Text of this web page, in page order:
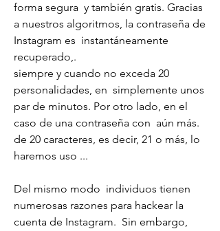
forma segura  y también gratis. Gracias
a nuestros algoritmos, la contraseña de
Instagram es  instantáneamente
recuperado,.
siempre y cuando no exceda 20
personalidades, en  simplemente unos
par de minutos. Por otro lado, en el
caso de una contraseña con  aún más.
de 20 caracteres, es decir, 21 o más, lo
haremos uso ...
Del mismo modo  individuos tienen
numerosas razones para hackear la
cuenta de Instagram.  Sin embargo,